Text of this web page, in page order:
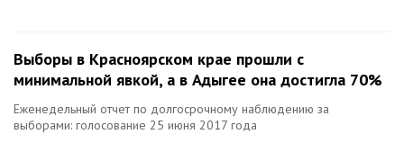
Выборы в Красноярском крае прошли с
минимальной явкой, а в Адыгее она достигла 70%
Еженедельный отчет по долгосрочному наблюдению за
выборами: голосование 25 июня 2017 года